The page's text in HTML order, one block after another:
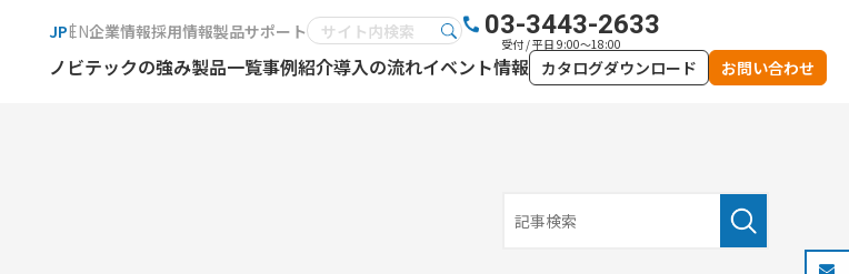
JPEN企業情報採用情報製品サポート 03-3443-2633
受付 / 平日 9:00～18:00
ノビテックの強み製品一覧事例紹介導入の流れイベント情報 カタログダウンロード お問い合わせ